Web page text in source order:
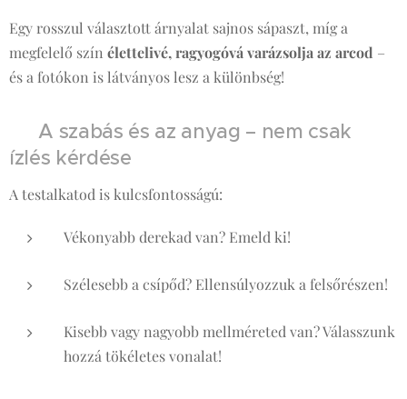
Egy rosszul választott árnyalat sajnos sápaszt, míg a
megfelelő szín élettelivé, ragyogóvá varázsolja az arcod –
és a fotókon is látványos lesz a különbség!
✨ A szabás és az anyag – nem csak
ízlés kérdése
A testalkatod is kulcsfontosságú:
Vékonyabb derekad van? Emeld ki!
Szélesebb a csípőd? Ellensúlyozzuk a felsőrészen!
Kisebb vagy nagyobb mellméreted van? Válasszunk
hozzá tökéletes vonalat!